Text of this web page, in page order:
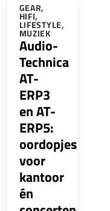
GEAR,
HIFI,
LIFESTYLE,
MUZIEK
Audio-
Technica
AT-
ERP3
en AT-
ERP5:
oordopjes
voor
kantoor
én